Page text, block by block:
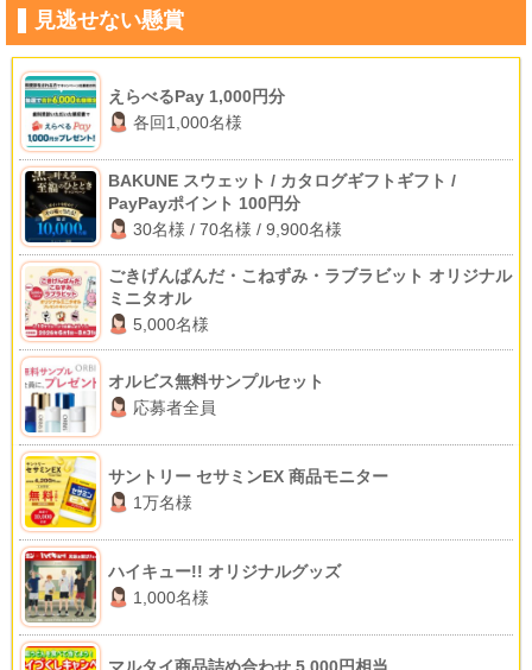
見逃せない懸賞
えらべるPay 1,000円分
各回1,000名様
BAKUNE スウェット / カタログギフトギフト /
PayPayポイント 100円分
30名様 / 70名様 / 9,900名様
ごきげんぱんだ・こねずみ・ラブラビット オリジナル
ミニタオル
5,000名様
オルビス無料サンプルセット
応募者全員
サントリー セサミンEX 商品モニター
1万名様
ハイキュー!! オリジナルグッズ
1,000名様